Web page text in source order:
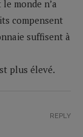
monde n’a
compensent
suffisent à
plus élevé.
REPLY